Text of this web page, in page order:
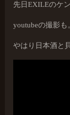
先日EXILEのケ
youtubeの撮影も
やはり日本酒と